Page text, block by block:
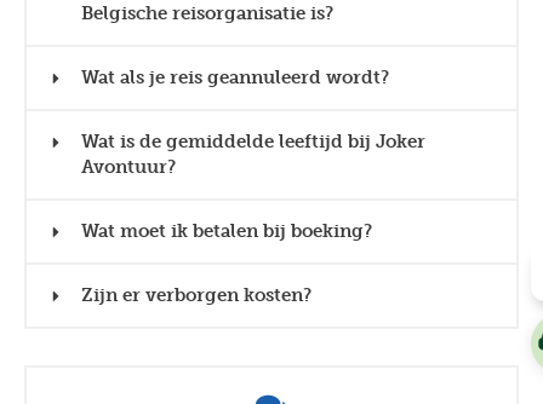
Belgische reisorganisatie is?
Wat als je reis geannuleerd wordt?
Wat is de gemiddelde leeftijd bij Joker
Avontuur?
Wat moet ik betalen bij boeking?
Zijn er verborgen kosten?